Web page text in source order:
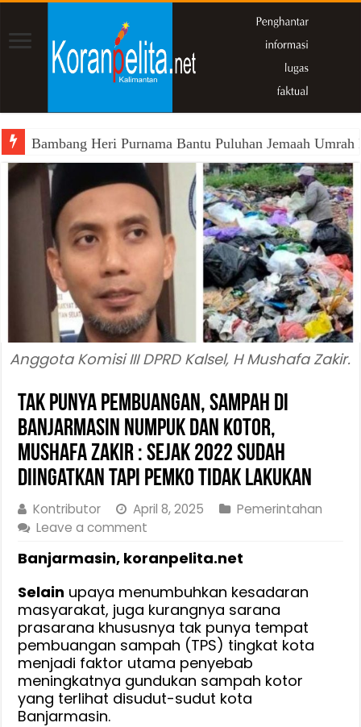
Bambang Heri Purnama Bantu Puluhan Jemaah
Anggota Komisi III DPRD Kalsel, H Mushafa Zakir.
Tak Punya Pembuangan, Sampah Di
Banjarmasin Numpuk dan Kotor,
Mushafa Zakir : Sejak 2022 Sudah
Diingatkan Tapi Pemko Tidak Lakukan
Kontributor April 8, 2025
Pemerintahan
Leave a comment
Banjarmasin, koranpelita.net
Selain upaya menumbuhkan kesadaran
masyarakat, juga kurangnya sarana
prasarana khususnya tak punya tempat
pembuangan sampah (TPS) tingkat kota
menjadi faktor utama penyebab
meningkatnya gundukan sampah kotor
yang terlihat disudut-sudut kota
Banjarmasin.